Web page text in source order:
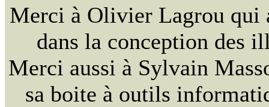
Merci à Olivier Lagrou qui
dans la conception des
Merci aussi à Sylvain
sa boite à outils